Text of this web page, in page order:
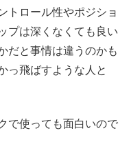
トロール性やポジショ
プは深くなくても良い
だと事情は違うのかも
っ飛ばすような人と
で使っても面白いので